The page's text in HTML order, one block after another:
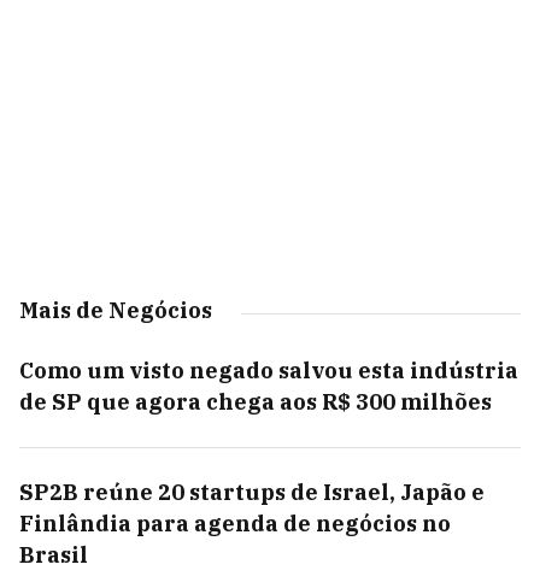
Mais de Negócios
Como um visto negado salvou esta indústria
de SP que agora chega aos R$ 300 milhões
SP2B reúne 20 startups de Israel, Japão e
Finlândia para agenda de negócios no
Brasil